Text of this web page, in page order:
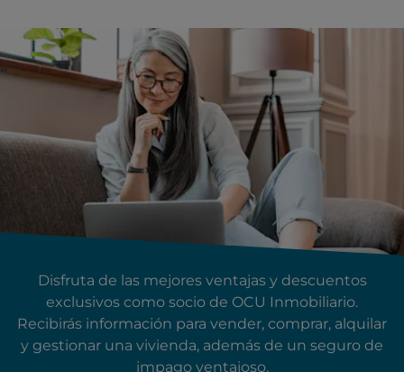
Disfruta de las mejores ventajas y descuentos
exclusivos como socio de OCU Inmobiliario.
Recibirás información para vender, comprar, alquilar
y gestionar una vivienda, además de un seguro de
impago ventajoso.